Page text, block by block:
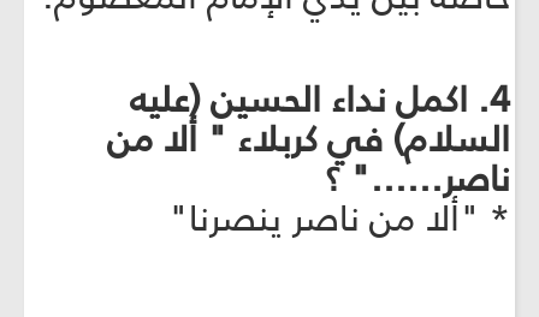
4. اكمل نداء الحسين (عليه
السلام) في كربلاء " ألا من
ناصر......" ؟
* "ألا من ناصر ينصرنا"